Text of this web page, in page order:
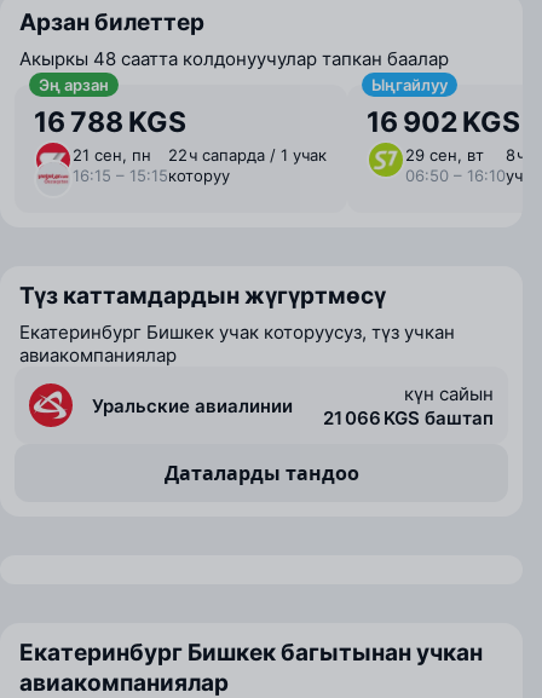
Арзан билеттер
Акыркы 48 саатта колдонуучулар тапкан баалар
Эң арзан
16 788 KGS
21 сен, пн
16:15 – 15:15
22 ⁠ч сапарда / 1 учак
которуу
Ыңгайлуу
16 902 KGS
29 сен, вт
06:50 – 16:10
8 ⁠ч
Түз каттамдардын жүгүртмөсү
Екатеринбург Бишкек учак которуусуз, түз учкан
авиакомпаниялар
Уральские авиалинии
күн сайын
21 066 KGS баштап
Даталарды тандоо
Екатеринбург Бишкек багытынан учкан
авиакомпаниялар